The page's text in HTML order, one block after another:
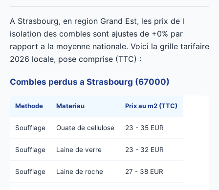
A Strasbourg, en region Grand Est, les prix de l
isolation des combles sont ajustes de +0% par
rapport a la moyenne nationale. Voici la grille tarifaire
2026 locale, pose comprise (TTC) :
Combles perdus a Strasbourg (67000)
Methode Materiau Prix au m2 (TTC)
Soufflage Ouate de cellulose 23 - 35 EUR
Soufflage Laine de verre 23 - 32 EUR
Soufflage Laine de roche 27 - 38 EUR